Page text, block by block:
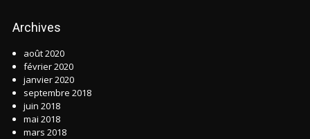
Archives
août 2020
février 2020
janvier 2020
septembre 2018
juin 2018
mai 2018
mars 2018